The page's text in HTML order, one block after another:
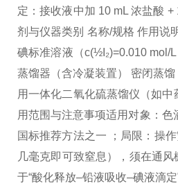
定：接收液中加 10 mL 浓盐酸
剂与仪器类别 名称/规格 作用说
碘标准溶液（c(½I₂)=0.010 mol/
蒸馏器（含冷凝装置） 密闭蒸馏
用一体化二氧化硫蒸馏仪（如
用范围与注意事项适用对象：色
国标推荐方法之一 ； 局限：操
几毫克即可致窒息），须在通风
于“酸化释放–铅液吸收–碘液滴